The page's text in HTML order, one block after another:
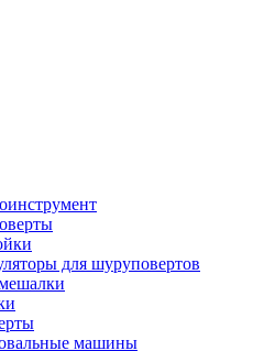
для шуруповертов
машины